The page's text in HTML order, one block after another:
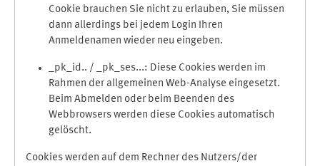
Cookie brauchen Sie nicht zu erlauben, Sie müssen
dann allerdings bei jedem Login Ihren
Anmeldenamen wieder neu eingeben.
_pk_id.. / _pk_ses...: Diese Cookies werden im
Rahmen der allgemeinen Web-Analyse eingesetzt.
Beim Abmelden oder beim Beenden des
Webbrowsers werden diese Cookies automatisch
gelöscht.
Cookies werden auf dem Rechner des Nutzers/der